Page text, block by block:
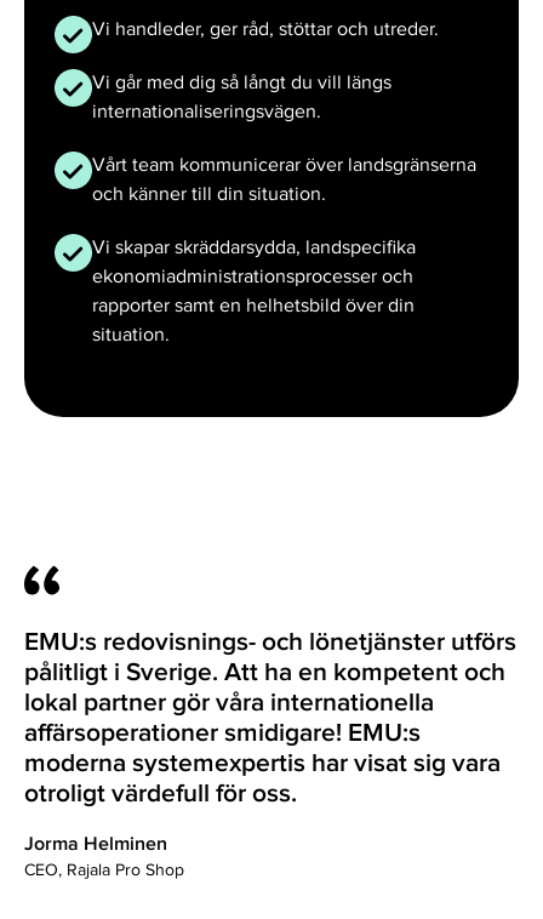
Vi handleder, ger råd, stöttar och utreder.
Vi går med dig så långt du vill längs
internationaliseringsvägen.
Vårt team kommunicerar över landsgränserna
och känner till din situation.
Vi skapar skräddarsydda, landspecifika
ekonomiadministrationsprocesser och
rapporter samt en helhetsbild över din
situation.
EMU:s redovisnings- och lönetjänster utförs
pålitligt i Sverige. Att ha en kompetent och
lokal partner gör våra internationella
affärsoperationer smidigare! EMU:s
moderna systemexpertis har visat sig vara
otroligt värdefull för oss.
Jorma Helminen
CEO, Rajala Pro Shop